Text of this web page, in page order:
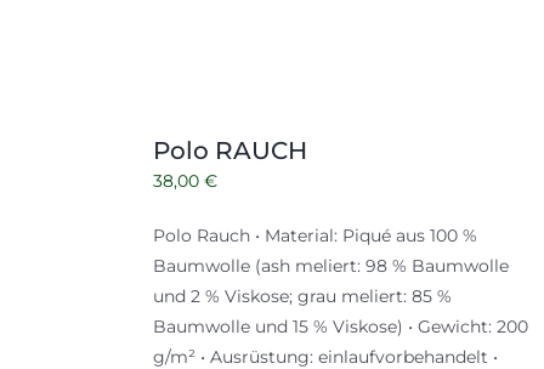
Polo RAUCH
38,00 €
Polo Rauch • Material: Piqué aus 100 %
Baumwolle (ash meliert: 98 % Baumwolle
und 2 % Viskose; grau meliert: 85 %
Baumwolle und 15 % Viskose) • Gewicht: 200
g/m² • Ausrüstung: einlaufvorbehandelt •